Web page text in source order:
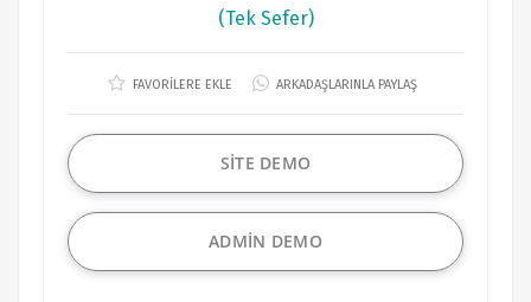
(Tek Sefer)
FAVORİLERE EKLE ARKADAŞLARINLA PAYLAŞ
SİTE DEMO
ADMİN DEMO